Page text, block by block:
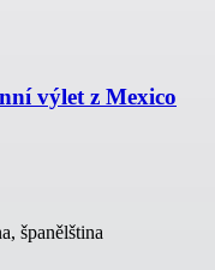
výlet z Mexico
španělština